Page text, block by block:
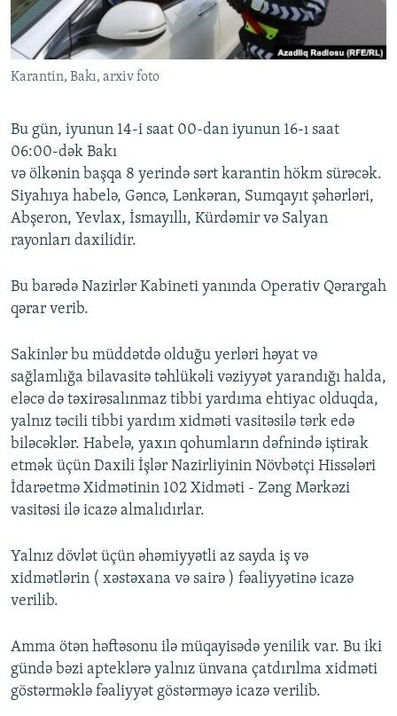
İNFOQRAFIKA
KARIKATURA
AZƏRBAYCAN ƏDƏBIYYATI KITABXANASI
İSLAM VƏ DEMOKRATIYA
İZ - MƏDƏNIYYƏT PROQRAMI
MISSIYAMIZ
PEŞƏ ETIKASI VƏ JURNALISTIKA STANDARTLARIMIZ
MATERIALLARIMIZDAN ISTIFADƏ
BIZIMLƏ ƏLAQƏ
XƏBƏR BÜLLETENLƏRIMIZ
BIZI IZLƏ
Karantin, Bakı, arxiv foto
Bu gün, iyunun 14-i saat 00-dan iyunun 16-ı saat
06:00-dək Bakı
və ölkənin başqa 8 yerində sərt karantin hökm sürəcək.
Siyahıya habelə, Gəncə, Lənkəran, Sumqayıt şəhərləri,
Abşeron, Yevlax, İsmayıllı, Kürdəmir və Salyan
rayonları daxilidir.
Bu barədə Nazirlər Kabineti yanında Operativ Qərargah
qərar verib.
Sakinlər bu müddətdə olduğu yerləri həyat və
sağlamlığa bilavasitə təhlükəli vəziyyət yarandığı halda,
eləcə də təxirəsalınmaz tibbi yardıma ehtiyac olduqda,
yalnız təcili tibbi yardım xidməti vasitəsilə tərk edə
biləcəklər. Habelə, yaxın qohumların dəfnində iştirak
etmək üçün Daxili İşlər Nazirliyinin Növbətçi Hissələri
İdarəetmə Xidmətinin 102 Xidməti - Zəng Mərkəzi
vasitəsi ilə icazə almalıdırlar.
Yalnız dövlət üçün əhəmiyyətli az sayda iş və
xidmətlərin ( xəstəxana və sairə ) fəaliyyətinə icazə
verilib.
Amma ötən həftəsonu ilə müqayisədə yenilik var. Bu iki
gündə bəzi apteklərə yalnız ünvana çatdırılma xidməti
göstərməklə fəaliyyət göstərməyə icazə verilib.